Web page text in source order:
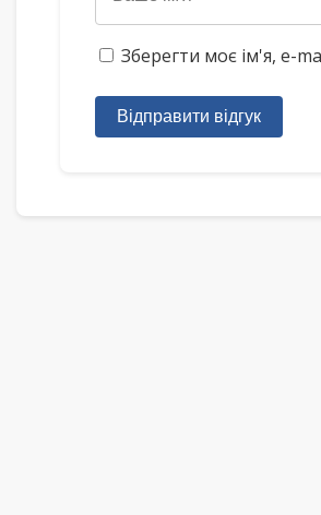
Зберегти моє ім'я, e-
Відправити відгук